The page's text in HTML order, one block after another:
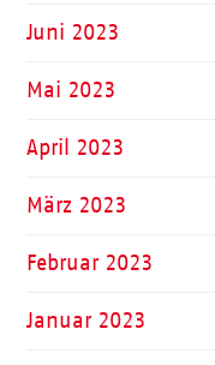
Juni 2023
Mai 2023
April 2023
März 2023
Februar 2023
Januar 2023